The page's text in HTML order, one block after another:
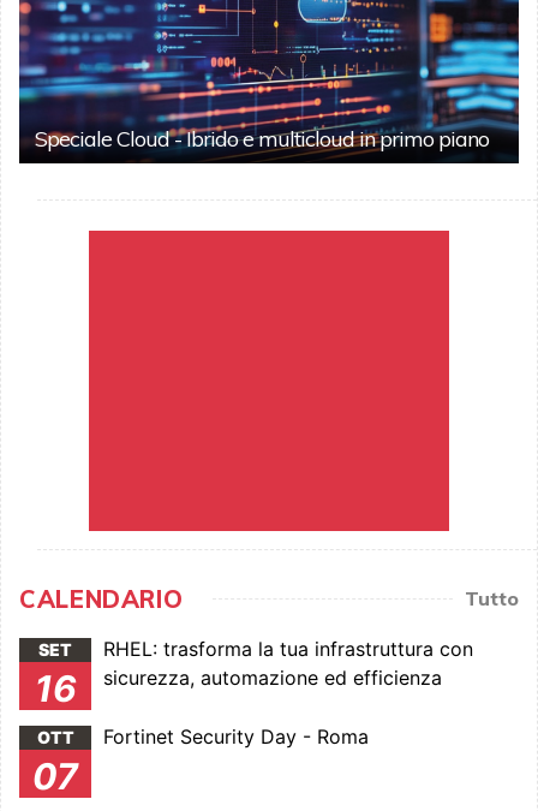
Speciale Cloud - Ibrido e multicloud in primo piano
CALENDARIO Tutto
SET
16
RHEL: trasforma la tua infrastruttura con
sicurezza, automazione ed efficienza
OTT
07
Fortinet Security Day - Roma